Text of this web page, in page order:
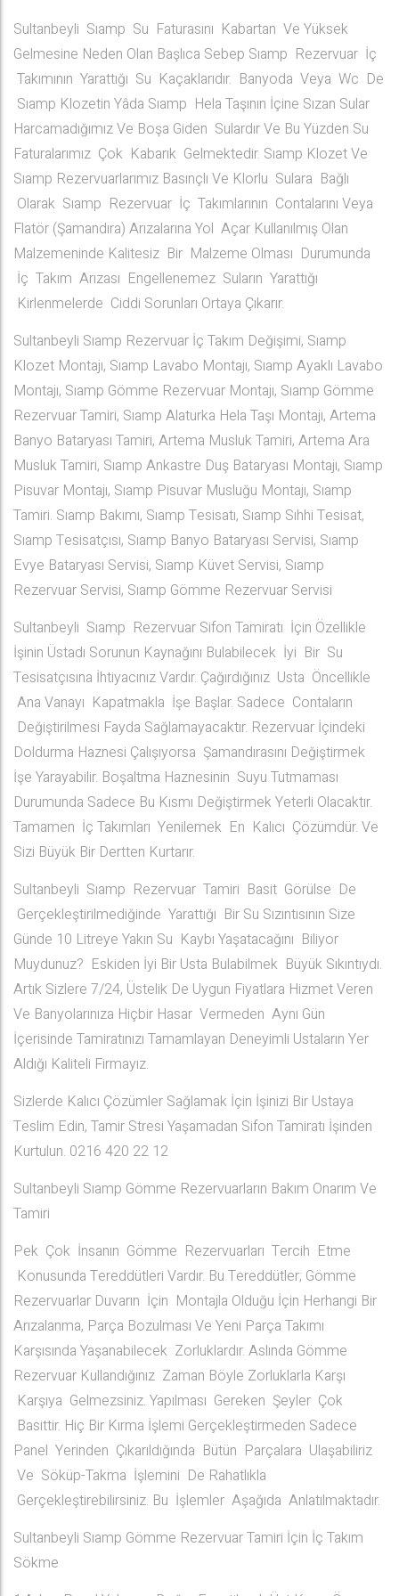
Sultanbeyli Sıamp Su Faturasını Kabartan Ve Yüksek
Gelmesine Neden Olan Başlıca Sebep Sıamp Rezervuar İç
Takımının Yarattığı Su Kaçaklarıdır. Banyoda Veya Wc De
Sıamp Klozetin Yâda Sıamp Hela Taşının İçine Sızan Sular
Harcamadığımız Ve Boşa Giden Sulardır Ve Bu Yüzden Su
Faturalarımız Çok Kabarık Gelmektedir. Sıamp Klozet Ve
Sıamp Rezervuarlarımız Basınçlı Ve Klorlu Sulara Bağlı
Olarak Sıamp Rezervuar İç Takımlarının Contalarını Veya
Flatör (Şamandıra) Arızalarına Yol Açar Kullanılmış Olan
Malzemeninde Kalitesiz Bir Malzeme Olması Durumunda
İç Takım Arızası Engellenemez Suların Yarattığı
Kirlenmelerde Ciddi Sorunları Ortaya Çıkarır.
Sultanbeyli Sıamp Rezervuar İç Takım Değişimi, Sıamp
Klozet Montajı, Sıamp Lavabo Montajı, Sıamp Ayaklı Lavabo
Montajı, Sıamp Gömme Rezervuar Montajı, Sıamp Gömme
Rezervuar Tamiri, Sıamp Alaturka Hela Taşı Montajı, Artema
Banyo Bataryası Tamiri, Artema Musluk Tamiri, Artema Ara
Musluk Tamiri, Sıamp Ankastre Duş Bataryası Montajı, Sıamp
Pisuvar Montajı, Sıamp Pisuvar Musluğu Montajı, Sıamp
Tamiri. Sıamp Bakımı, Sıamp Tesisatı, Sıamp Sıhhi Tesisat,
Sıamp Tesisatçısı, Sıamp Banyo Bataryası Servisi, Sıamp
Evye Bataryası Servisi, Sıamp Küvet Servisi, Sıamp
Rezervuar Servisi, Sıamp Gömme Rezervuar Servisi
Sultanbeyli Sıamp Rezervuar Sifon Tamiratı İçin Özellikle
İşinin Üstadı Sorunun Kaynağını Bulabilecek İyi Bir Su
Tesisatçısına İhtiyacınız Vardır. Çağırdığınız Usta Öncellikle
Ana Vanayı Kapatmakla İşe Başlar. Sadece Contaların
Değiştirilmesi Fayda Sağlamayacaktır. Rezervuar İçindeki
Doldurma Haznesi Çalışıyorsa Şamandırasını Değiştirmek
İşe Yarayabilir. Boşaltma Haznesinin Suyu Tutmaması
Durumunda Sadece Bu Kısmı Değiştirmek Yeterli Olacaktır.
Tamamen İç Takımları Yenilemek En Kalıcı Çözümdür. Ve
Sizi Büyük Bir Dertten Kurtarır.
Sultanbeyli Sıamp Rezervuar Tamiri Basit Görülse De
Gerçekleştirilmediğinde Yarattığı Bir Su Sızıntısının Size
Günde 10 Litreye Yakın Su Kaybı Yaşatacağını Biliyor
Muydunuz? Eskiden İyi Bir Usta Bulabilmek Büyük Sıkıntıydı.
Artık Sizlere 7/24, Üstelik De Uygun Fiyatlara Hizmet Veren
Ve Banyolarınıza Hiçbir Hasar Vermeden Aynı Gün
İçerisinde Tamiratınızı Tamamlayan Deneyimli Ustaların Yer
Aldığı Kaliteli Firmayız.
Sizlerde Kalıcı Çözümler Sağlamak İçin İşinizi Bir Ustaya
Teslim Edin, Tamir Stresi Yaşamadan Sifon Tamiratı İşinden
Kurtulun. 0216 420 22 12
Sultanbeyli Sıamp Gömme Rezervuarların Bakım Onarım Ve
Tamiri
Pek Çok İnsanın Gömme Rezervuarları Tercih Etme
Konusunda Tereddütleri Vardır. Bu Tereddütler; Gömme
Rezervuarlar Duvarın İçin Montajla Olduğu İçin Herhangi Bir
Arızalanma, Parça Bozulması Ve Yeni Parça Takımı
Karşısında Yaşanabilecek Zorluklardır. Aslında Gömme
Rezervuar Kullandığınız Zaman Böyle Zorluklarla Karşı
Karşıya Gelmezsiniz. Yapılması Gereken Şeyler Çok
Basittir. Hiç Bir Kırma İşlemi Gerçekleştirmeden Sadece
Panel Yerinden Çıkarıldığında Bütün Parçalara Ulaşabiliriz
Ve Söküp-Takma İşlemini De Rahatlıkla
Gerçekleştirebilirsiniz. Bu İşlemler Aşağıda Anlatılmaktadır.
Sultanbeyli Sıamp Gömme Rezervuar Tamiri İçin İç Takım
Sökme